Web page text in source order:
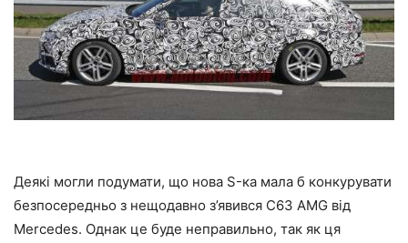
Деякі могли подумати, що нова S-ка мала б конкурувати
безпосередньо з нещодавно з’явився C63 AMG від
Mercedes. Однак це буде неправильно, так як ця